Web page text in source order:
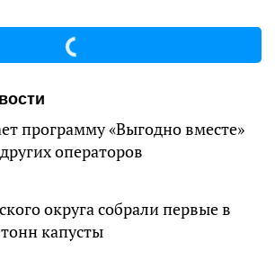
программу «Выгодно вместе»
операторов
округа собрали первые в
капусты